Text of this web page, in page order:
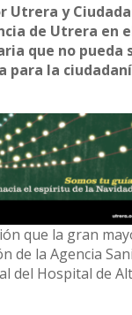
Utrera y
de Utrera en
que no pueda
para la
que la gran
de la Agencia
del Hospital de